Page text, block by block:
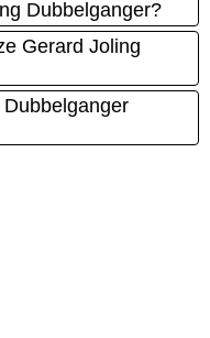
Dubbelganger?
Gerard Joling